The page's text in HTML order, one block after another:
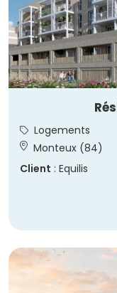
Logements
Monteux (84)
Client : Equilis